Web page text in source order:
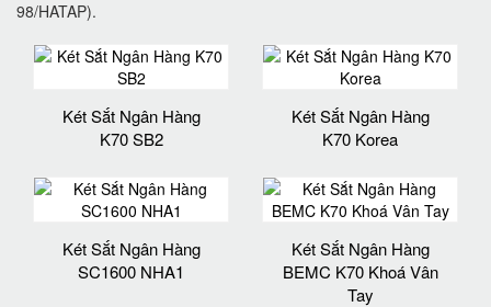
98/HATAP).
Két Sắt Ngân Hàng
K70 SB2
Két Sắt Ngân Hàng
K70 Korea
Két Sắt Ngân Hàng
SC1600 NHA1
Két Sắt Ngân Hàng
BEMC K70 Khoá Vân
Tay